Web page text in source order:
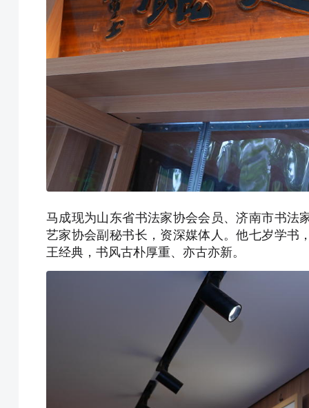
马成现为山东省书法家协会会员、济南市书法
艺家协会副秘书长，资深媒体人。他七岁学书
王经典，书风古朴厚重、亦古亦新。